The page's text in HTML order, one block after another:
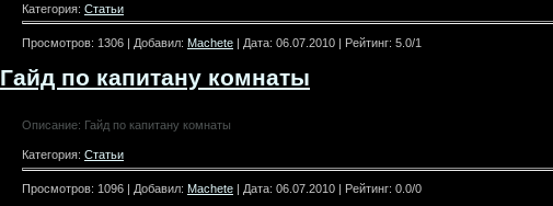
Категория: Статьи
Просмотров: 1306 | Добавил: Machete | Дата: 06.07.2010 | Рейтинг: 5.0/1
Гайд по капитану комнаты
Описание: Гайд по капитану комнаты
Категория: Статьи
Просмотров: 1096 | Добавил: Machete | Дата: 06.07.2010 | Рейтинг: 0.0/0